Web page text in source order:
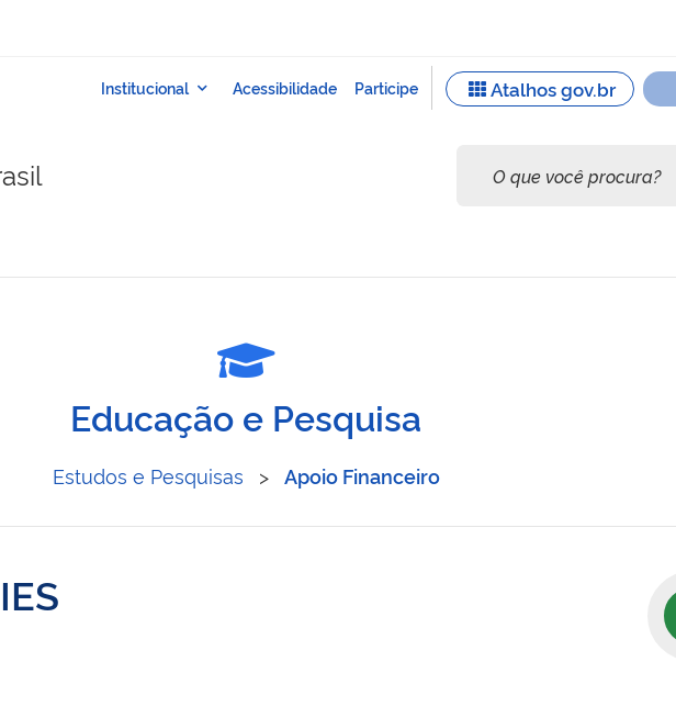
Educação e Pesquisa
Estudos e Pesquisas > Apoio Financeiro